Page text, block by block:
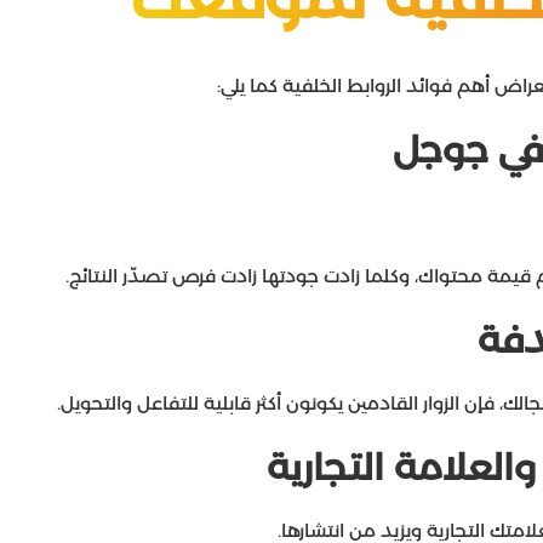
أهم فوائد الروابط الخلفية كما يلي:
في جوجل
قيمة محتواك، وكلما زادت جودتها زادت فرص تصدّر النتائج.
الزوار القادمين يكونون أكثر قابلية للتفاعل والتحويل.
التجارية
التجارية ويزيد من انتشارها.